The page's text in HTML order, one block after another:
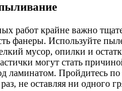
работ крайне важно
фанеры. Используйте
мусор, опилки и
могут стать
ламинатом. Пройдитесь по
не оставляя ни одного